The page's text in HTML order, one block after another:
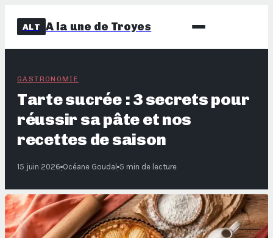
ALT A la une de Troyes
GASTRONOMIE
Tarte sucrée : 3 secrets pour
réussir sa pâte et nos
recettes de saison
15 juin 2026· Océane Goudal · 5 min de lecture